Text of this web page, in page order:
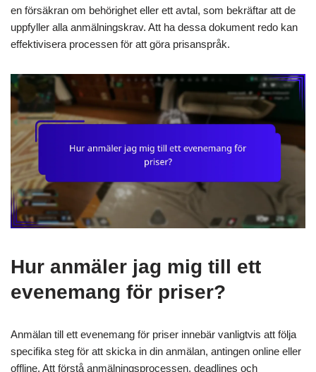
en försäkran om behörighet eller ett avtal, som bekräftar att de
uppfyller alla anmälningskrav. Att ha dessa dokument redo kan
effektivisera processen för att göra prisanspråk.
Hur anmäler jag mig till ett
evenemang för priser?
Anmälan till ett evenemang för priser innebär vanligtvis att följa
specifika steg för att skicka in din anmälan, antingen online eller
offline. Att förstå anmälningsprocessen, deadlines och